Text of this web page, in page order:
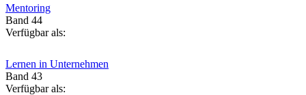
Mentoring
Band 44
Verfügbar als:
Lernen in Unternehmen
Band 43
Verfügbar als: